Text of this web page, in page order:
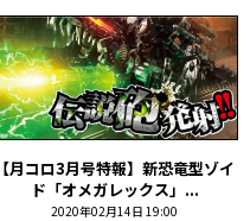
【月コロ3月号特報】新恐竜型ゾイ
ド「オメガレックス」...
2020年02月14日 19:00